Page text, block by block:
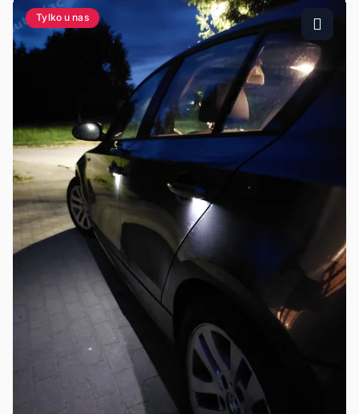
Tylko u nas